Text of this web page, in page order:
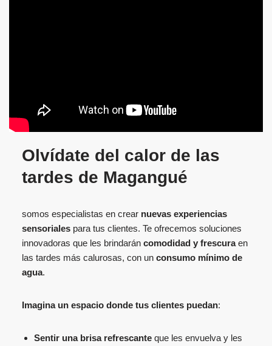
Olvídate del calor de las
tardes de Magangué
somos especialistas en crear nuevas experiencias
sensorialespara tus clientes. Te ofrecemos soluciones
innovadoras que les brindarán comodidad y frescuraen
las tardes más calurosas, con un consumo mínimo de
agua.
Imagina un espacio donde tus clientes puedan:
Sentir una brisa refrescanteque les envuelva y les